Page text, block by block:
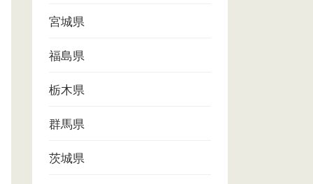
宮城県
福島県
栃木県
群馬県
茨城県